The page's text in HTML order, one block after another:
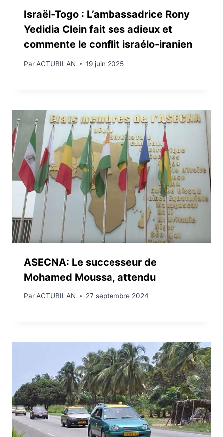
Israël-Togo : L’ambassadrice Rony
Yedidia Clein fait ses adieux et
commente le conflit israélo-iranien
ParACTUBILAN 19 juin 2025
ASECNA: Le successeur de
Mohamed Moussa, attendu
ParACTUBILAN 27 septembre 2024